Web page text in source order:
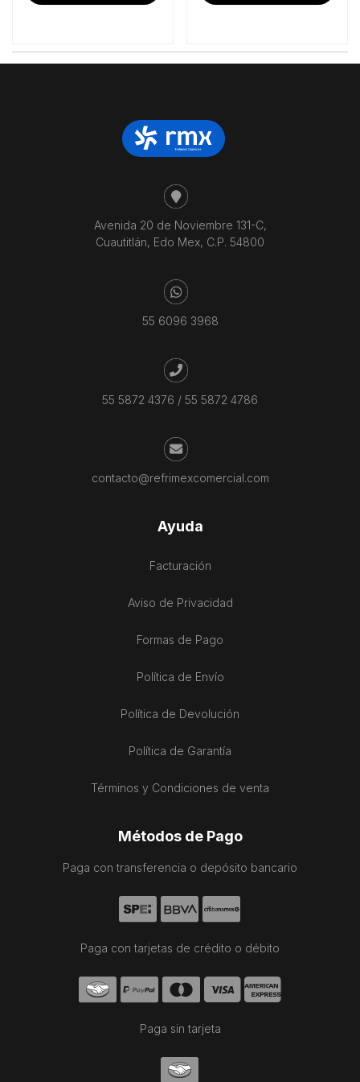
$18,272.41.
$15,125.00.
$41,250.86.
Avenida 20 de Noviembre 131-C,
Cuautitlán, Edo Mex, C.P. 54800
55 6096 3968
55 5872 4376 / 55 5872 4786
contacto@refrimexcomercial.com
Ayuda
Facturación
Aviso de Privacidad
Formas de Pago
Política de Envío
Política de Devolución
Política de Garantía
Términos y Condiciones de venta
Métodos de Pago
Paga con transferencia o depósito bancario
Paga con tarjetas de crédito o débito
Paga sin tarjeta